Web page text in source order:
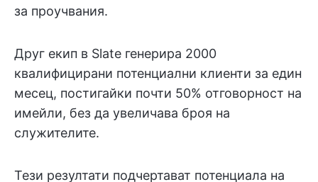
за проучвания.
Друг екип в Slate генерира 2000
квалифицирани потенциални клиенти за един
месец, постигайки почти 50% отговорност на
имейли, без да увеличава броя на
служителите.
Тези резултати подчертават потенциала на